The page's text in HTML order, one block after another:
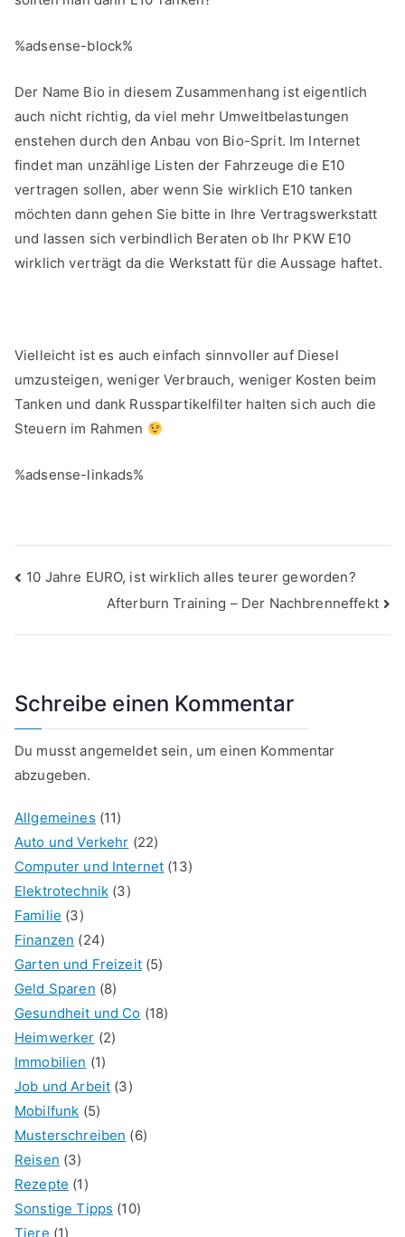
%adsense-block%
Der Name Bio in diesem Zusammenhang ist eigentlich
auch nicht richtig, da viel mehr Umweltbelastungen
enstehen durch den Anbau von Bio-Sprit. Im Internet
findet man unzählige Listen der Fahrzeuge die E10
vertragen sollen, aber wenn Sie wirklich E10 tanken
möchten dann gehen Sie bitte in Ihre Vertragswerkstatt
und lassen sich verbindlich Beraten ob Ihr PKW E10
wirklich verträgt da die Werkstatt für die Aussage haftet.
Vielleicht ist es auch einfach sinnvoller auf Diesel
umzusteigen, weniger Verbrauch, weniger Kosten beim
Tanken und dank Russpartikelfilter halten sich auch die
Steuern im Rahmen
%adsense-linkads%
Beitragsnavigation
10 Jahre EURO, ist wirklich alles teurer geworden?
Afterburn Training – Der Nachbrenneffekt
Schreibe einen Kommentar
Du musstangemeldetsein, um einen Kommentar
abzugeben.
Allgemeines (11)
Auto und Verkehr (22)
Computer und Internet (13)
Elektrotechnik (3)
Familie (3)
Finanzen (24)
Garten und Freizeit(5)
Geld Sparen (8)
Gesundheit und Co (18)
Heimwerker (2)
Immobilien (1)
Job und Arbeit (3)
Mobilfunk (5)
Musterschreiben (6)
Reisen (3)
Rezepte (1)
Sonstige Tipps (10)
Tiere (1)